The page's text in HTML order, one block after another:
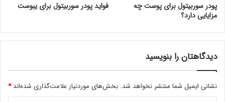
پودر سوربیتول برای پوست چه
مزایایی دارد؟
فواید پودر سوربیتول برای یبوست
دیدگاهتان را بنویسید
نشانی ایمیل شما منتشر نخواهد شد. بخش‌های موردنیاز علامت‌گذاری شده‌اند*